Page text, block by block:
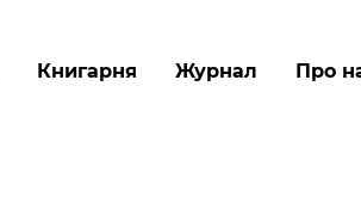
основного
Книгарня Журнал Про